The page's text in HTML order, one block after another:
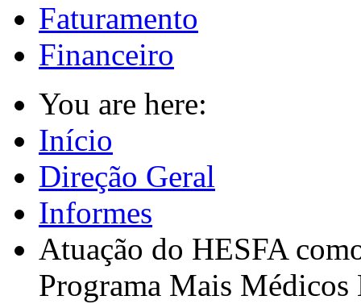
Faturamento
Financeiro
You are here:
Início
Direção Geral
Informes
Atuação do HESFA
Programa Mais